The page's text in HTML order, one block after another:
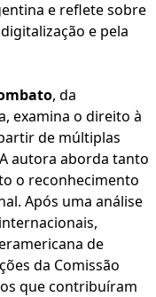
e reflete sobre
e pela
, da
examina o direito à
de múltiplas
autora aborda tanto
o reconhecimento
Após uma análise
de
da Comissão
que contribuíram